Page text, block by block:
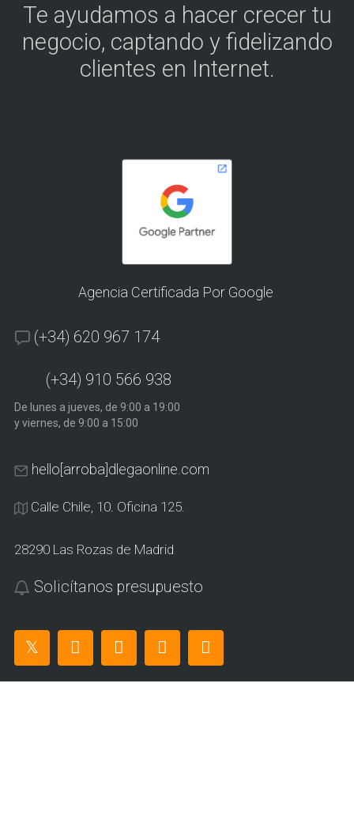
Te ayudamos a hacer crecer tu
negocio, captando y fidelizando
clientes en Internet.
Agencia Certificada Por Google
(+34) 620 967 174
(+34) 910 566 938
De lunes a jueves, de 9:00 a 19:00
y viernes, de 9:00 a 15:00
hello[arroba]dlegaonline.com
Calle Chile, 10. Oficina 125.
28290 Las Rozas de Madrid
Solicítanos presupuesto